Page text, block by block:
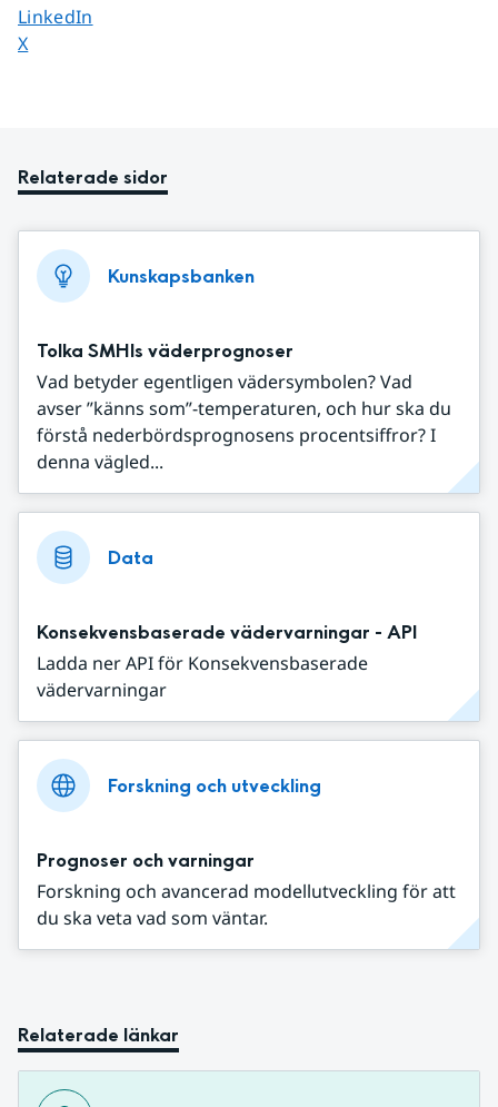
Dela sidan på
LinkedIn
Dela sidan på
X
Relaterade sidor
Kunskapsbanken
Tolka SMHIs väderprognoser
Vad betyder egentligen vädersymbolen? Vad
avser ”känns som”-temperaturen, och hur ska du
förstå nederbördsprognosens procentsiffror? I
denna vägled...
Data
Konsekvensbaserade vädervarningar - API
Ladda ner API för Konsekvensbaserade
vädervarningar
Forskning och utveckling
Prognoser och varningar
Forskning och avancerad modellutveckling för att
du ska veta vad som väntar.
Relaterade länkar